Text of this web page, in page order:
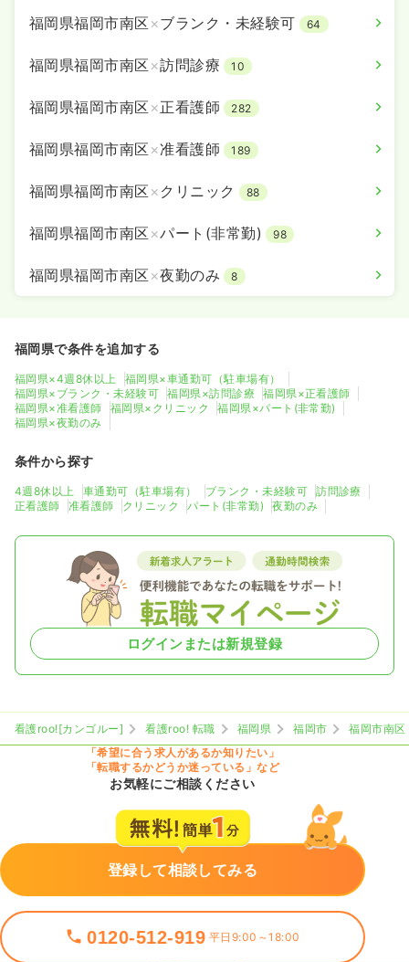
福岡県福岡市南区 ×ブランク・未経験可 64
福岡県福岡市南区 ×訪問診療 10
福岡県福岡市南区 ×正看護師 282
福岡県福岡市南区 ×准看護師 189
福岡県福岡市南区 × クリニック 88
福岡県福岡市南区 ×パート(非常勤) 98
福岡県福岡市南区 ×夜勤のみ 8
福岡県で条件を追加する
福岡県×4週8休以上
福岡県×車通勤可（駐車場有）
福岡県×ブランク・未経験可
福岡県×訪問診療
福岡県×正看護師
福岡県×准看護師
福岡県×クリニック
福岡県×パート(非常勤)
福岡県×夜勤のみ
条件から探す
4週8休以上 車通勤可（駐車場有） ブランク・未経験可
訪問診療
正看護師
准看護師 クリニック パート(非常勤) 夜勤のみ
ログインまたは新規登録
看護roo![カンゴルー] 看護roo! 転職 福岡県 福岡市
福岡市南区
「希望に合う求人があるか知りたい」
「転職するかどうか迷っている」など
お気軽にご相談ください
登録して相談してみる
0120-512-919 平日9:00～18:00